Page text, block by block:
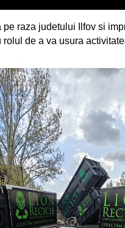
raza judetului Ilfov si
rolul de a va usura